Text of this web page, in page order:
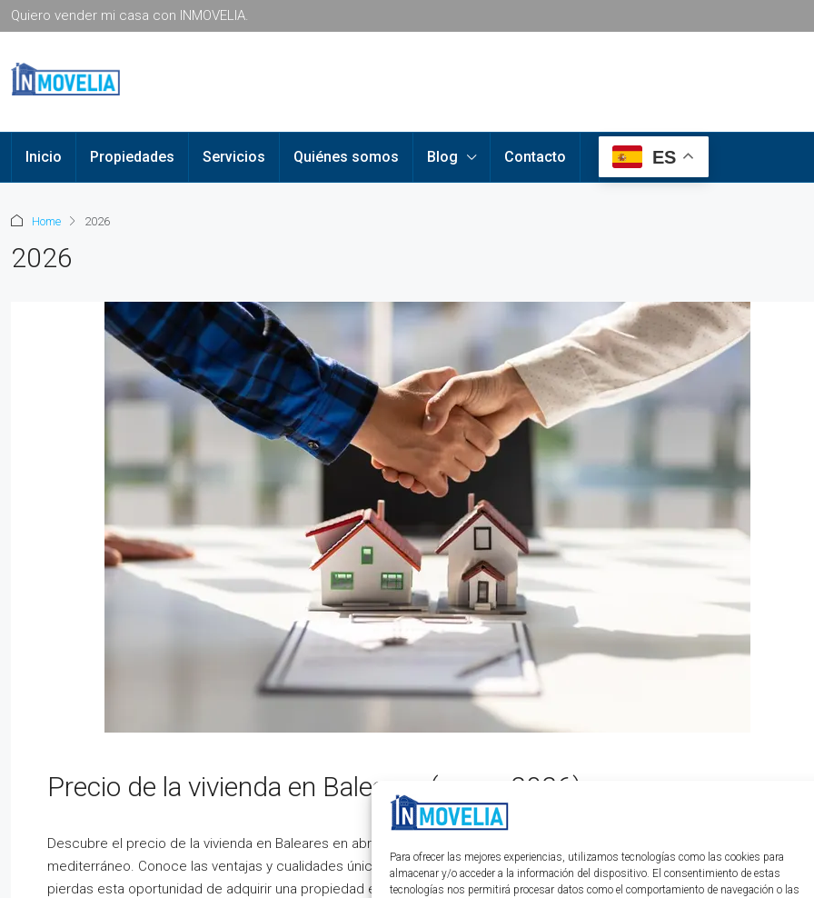
Para ofrecer las mejores experiencias, utilizamos tecnologías como las cookies para
almacenar y/o acceder a la información del dispositivo. El consentimiento de estas
tecnologías nos permitirá procesar datos como el comportamiento de navegación o las
Quiero vender mi casa con INMOVELIA.
Inicio Propiedades Servicios Quiénes somos Blog Contacto ES
Home 2026
2026
Precio de la vivienda en Baleares (enero 2026)
Descubre el precio de la vivienda en Baleares en abril de 2024 y sé testigo de su crecimiento constante en este paraíso
mediterráneo. Conoce las ventajas y cualidades únicas de esta región que la convierten en una inversión imperdible. ¡No te
pierdas esta oportunidad de adquirir una propiedad en uno de los destinos más deseados del mundo!